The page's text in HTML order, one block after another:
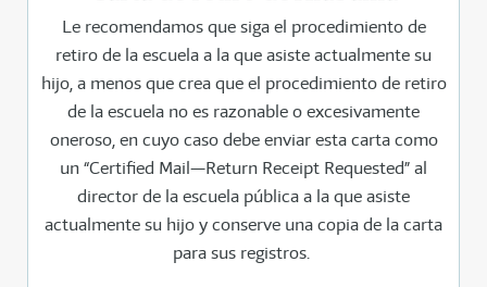
Le recomendamos que siga el procedimiento de
retiro de la escuela a la que asiste actualmente su
hijo, a menos que crea que el procedimiento de retiro
de la escuela no es razonable o excesivamente
oneroso, en cuyo caso debe enviar esta carta como
un “Certified Mail—Return Receipt Requested” al
director de la escuela pública a la que asiste
actualmente su hijo y conserve una copia de la carta
para sus registros.